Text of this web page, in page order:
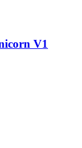
V1